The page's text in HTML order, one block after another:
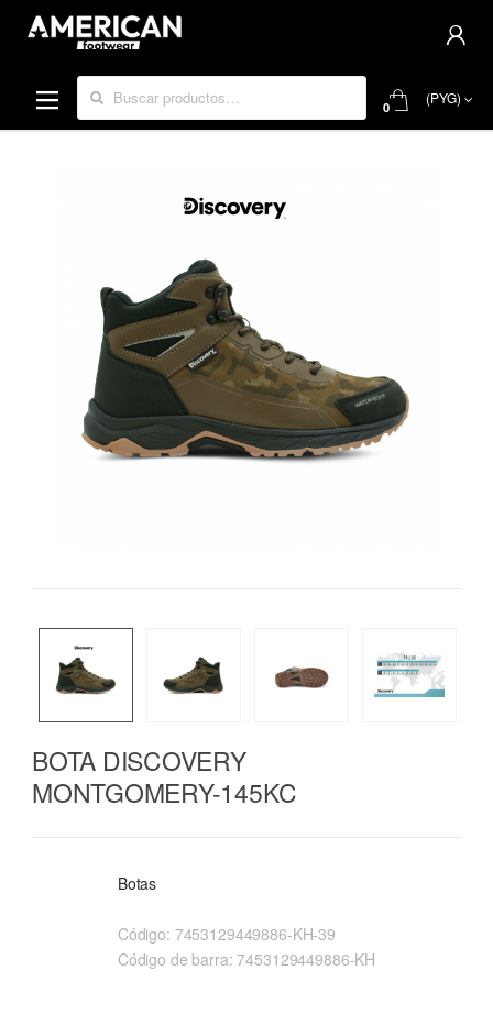
Buscar por:
0 (PYG)
BOTA DISCOVERY
MONTGOMERY-145KC
Botas
Código: 7453129449886-KH-39
Código de barra:7453129449886-KH